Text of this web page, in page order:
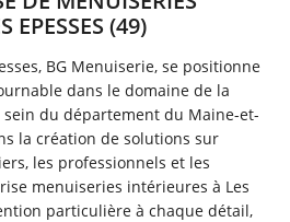
EPESSES (49)
BG Menuiserie, se positionne
dans le domaine de la
du département du Maine-et-
la création de solutions sur
les professionnels et les
menuiseries intérieures à Les
particulière à chaque détail,